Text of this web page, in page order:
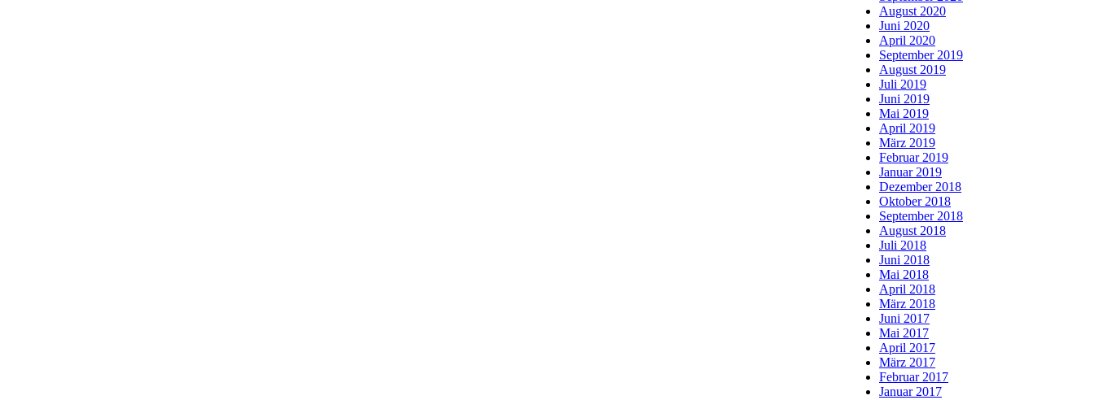
August 2020
Juni 2020
April 2020
September 2019
August 2019
Juli 2019
Juni 2019
Mai 2019
April 2019
März 2019
Februar 2019
Januar 2019
Dezember 2018
Oktober 2018
September 2018
August 2018
Juli 2018
Juni 2018
Mai 2018
April 2018
März 2018
Juni 2017
Mai 2017
April 2017
März 2017
Februar 2017
Januar 2017